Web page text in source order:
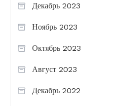
Декабрь 2023
Ноябрь 2023
Октябрь 2023
Август 2023
Декабрь 2022